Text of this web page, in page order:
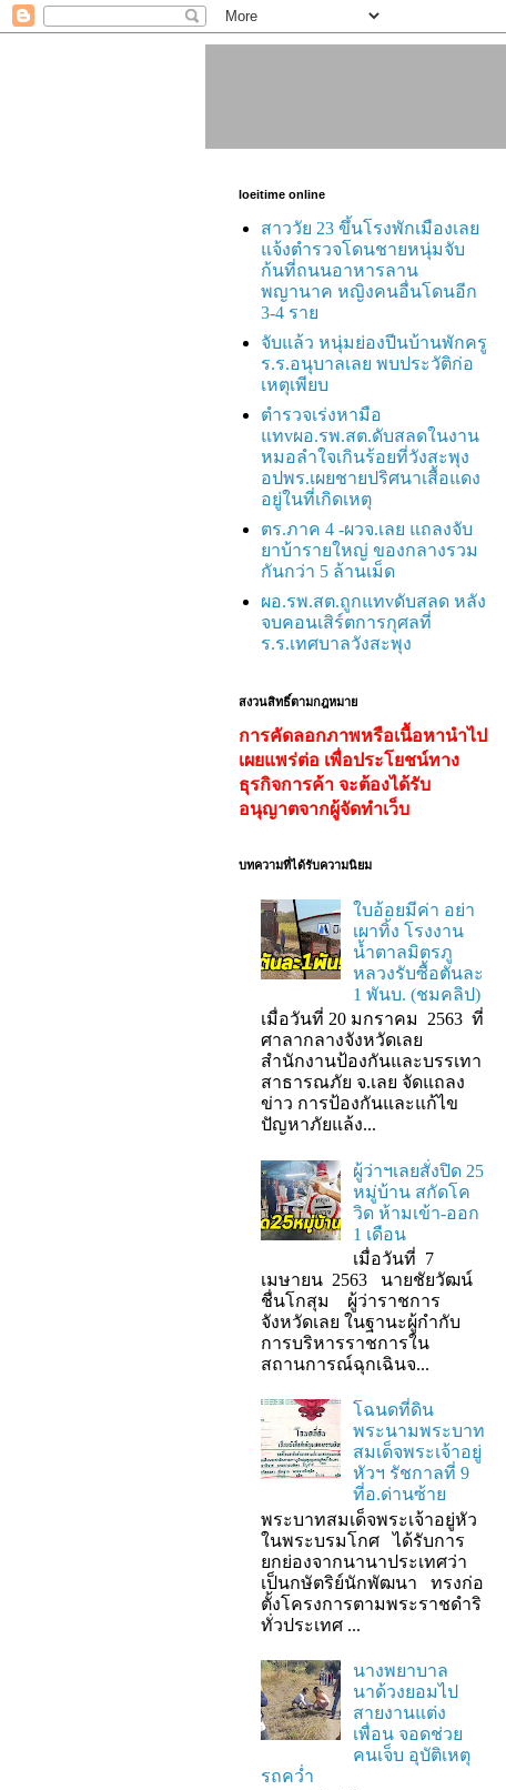
loeitime online
สาววัย 23 ขึ้นโรงพักเมืองเลย
แจ้งตำรวจโดนชายหนุ่มจับ
ก้นที่ถนนอาหารลาน
พญานาค หญิงคนอื่นโดนอีก
3-4 ราย
จับแล้ว หนุ่มย่องปีนบ้านพักครู
ร.ร.อนุบาลเลย พบประวัติก่อ
เหตุเพียบ
ตำรวจเร่งหามือ
แทvผอ.รพ.สต.ดับสลดในงาน
หมอลำใจเกินร้อยที่วังสะพุง
อปพร.เผยชายปริศนาเสื้อแดง
อยู่ในที่เกิดเหตุ
ตร.ภาค 4 -ผวจ.เลย แถลงจับ
ยาบ้ารายใหญ่ ของกลางรวม
กันกว่า 5 ล้านเม็ด
ผอ.รพ.สต.ถูกแทvดับสลด หลัง
จบคอนเสิร์ตการกุศลที่
ร.ร.เทศบาลวังสะพุง
สงวนสิทธิ์ตามกฎหมาย
การคัดลอกภาพหรือเนื้อหานำไป
เผยแพร่ต่อ เพื่อประโยชน์ทาง
ธุรกิจการค้า จะต้องได้รับ
อนุญาตจากผู้จัดทำเว็บ
บทความที่ได้รับความนิยม
ใบอ้อยมีค่า อย่า
เผาทิ้ง โรงงาน
น้ำตาลมิตรภู
หลวงรับซื้อตันละ
1 พันบ. (ชมคลิป)
เมื่อวันที่ 20 มกราคม 2563 ที่
ศาลากลางจังหวัดเลย
สำนักงานป้องกันและบรรเทา
สาธารณภัย จ.เลย จัดแถลง
ข่าว การป้องกันและแก้ไข
ปัญหาภัยแล้ง...
ผู้ว่าฯเลยสั่งปิด 25
หมู่บ้าน สกัดโค
วิด ห้ามเข้า-ออก
1 เดือน
เมื่อวันที่ 7
เมษายน 2563 นายชัยวัฒน์
ชื่นโกสุม ผู้ว่าราชการ
จังหวัดเลย ในฐานะผู้กํากับ
การบริหารราชการใน
สถานการณ์ฉุกเฉินจ...
โฉนดที่ดิน
พระนามพระบาท
สมเด็จพระเจ้าอยู่
หัวฯ รัชกาลที่ 9
ที่อ.ด่านซ้าย
พระบาทสมเด็จพระเจ้าอยู่หัว
ในพระบรมโกศ ได้รับการ
ยกย่องจากนานาประเทศว่า
เป็นกษัตริย์นักพัฒนา ทรงก่อ
ตั้งโครงการตามพระราชดำริ
ทั่วประเทศ ...
นางพยาบาล
นาด้วงยอมไป
สายงานแต่ง
เพื่อน จอดช่วย
คนเจ็บ อุบัติเหตุ
รถคว่ำ